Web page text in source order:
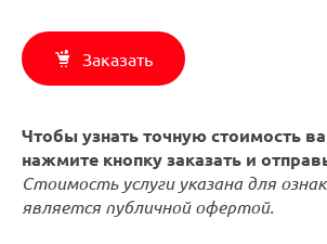
Заказать
Чтобы узнать точную стоимость
нажмите кнопку заказать и
Стоимость услуги указана для
является публичной офертой.